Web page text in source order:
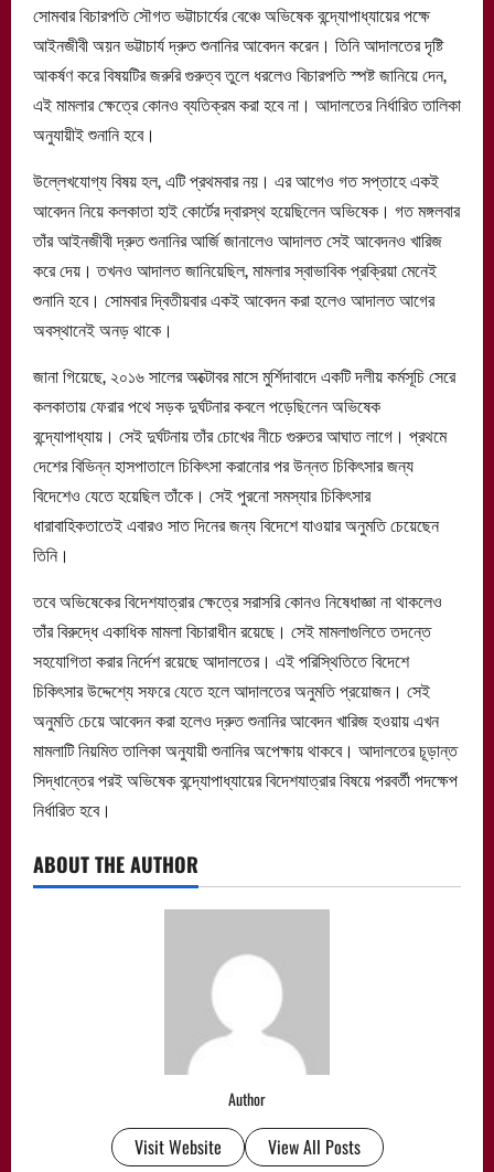
সোমবার বিচারপতি সৌগত ভট্টাচার্যের বেঞ্চে অভিষেক বন্দ্যোপাধ্যায়ের পক্ষে
আইনজীবী অয়ন ভট্টাচার্য দ্রুত শুনানির আবেদন করেন। তিনি আদালতের দৃষ্টি
আকর্ষণ করে বিষয়টির জরুরি গুরুত্ব তুলে ধরলেও বিচারপতি স্পষ্ট জানিয়ে দেন,
এই মামলার ক্ষেত্রে কোনও ব্যতিক্রম করা হবে না। আদালতের নির্ধারিত তালিকা
অনুযায়ীই শুনানি হবে।
উল্লেখযোগ্য বিষয় হল, এটি প্রথমবার নয়। এর আগেও গত সপ্তাহে একই
আবেদন নিয়ে কলকাতা হাই কোর্টের দ্বারস্থ হয়েছিলেন অভিষেক। গত মঙ্গলবার
তাঁর আইনজীবী দ্রুত শুনানির আর্জি জানালেও আদালত সেই আবেদনও খারিজ
করে দেয়। তখনও আদালত জানিয়েছিল, মামলার স্বাভাবিক প্রক্রিয়া মেনেই
শুনানি হবে। সোমবার দ্বিতীয়বার একই আবেদন করা হলেও আদালত আগের
অবস্থানেই অনড় থাকে।
জানা গিয়েছে, ২০১৬ সালের অক্টোবর মাসে মুর্শিদাবাদে একটি দলীয় কর্মসূচি সেরে
কলকাতায় ফেরার পথে সড়ক দুর্ঘটনার কবলে পড়েছিলেন অভিষেক
বন্দ্যোপাধ্যায়। সেই দুর্ঘটনায় তাঁর চোখের নীচে গুরুতর আঘাত লাগে। প্রথমে
দেশের বিভিন্ন হাসপাতালে চিকিৎসা করানোর পর উন্নত চিকিৎসার জন্য
বিদেশেও যেতে হয়েছিল তাঁকে। সেই পুরনো সমস্যার চিকিৎসার
ধারাবাহিকতাতেই এবারও সাত দিনের জন্য বিদেশে যাওয়ার অনুমতি চেয়েছেন
তিনি।
তবে অভিষেকের বিদেশযাত্রার ক্ষেত্রে সরাসরি কোনও নিষেধাজ্ঞা না থাকলেও
তাঁর বিরুদ্ধে একাধিক মামলা বিচারাধীন রয়েছে। সেই মামলাগুলিতে তদন্তে
সহযোগিতা করার নির্দেশ রয়েছে আদালতের। এই পরিস্থিতিতে বিদেশে
চিকিৎসার উদ্দেশ্যে সফরে যেতে হলে আদালতের অনুমতি প্রয়োজন। সেই
অনুমতি চেয়ে আবেদন করা হলেও দ্রুত শুনানির আবেদন খারিজ হওয়ায় এখন
মামলাটি নিয়মিত তালিকা অনুযায়ী শুনানির অপেক্ষায় থাকবে। আদালতের চূড়ান্ত
সিদ্ধান্তের পরই অভিষেক বন্দ্যোপাধ্যায়ের বিদেশযাত্রার বিষয়ে পরবর্তী পদক্ষেপ
নির্ধারিত হবে।
ABOUT THE AUTHOR
Author
Visit Website View All Posts